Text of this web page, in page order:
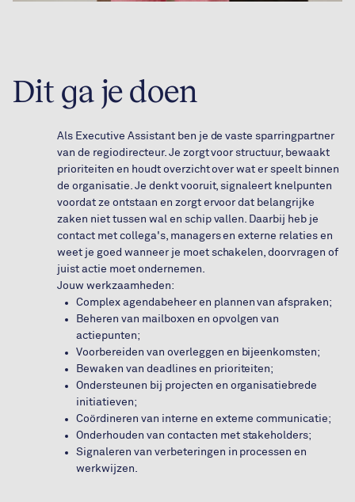
Dit ga je doen
Als Executive Assistant ben je de vaste sparringpartner
van de regiodirecteur. Je zorgt voor structuur, bewaakt
prioriteiten en houdt overzicht over wat er speelt binnen
de organisatie. Je denkt vooruit, signaleert knelpunten
voordat ze ontstaan en zorgt ervoor dat belangrijke
zaken niet tussen wal en schip vallen. Daarbij heb je
contact met collega's, managers en externe relaties en
weet je goed wanneer je moet schakelen, doorvragen of
juist actie moet ondernemen.
Jouw werkzaamheden:
Complex agendabeheer en plannen van afspraken;
Beheren van mailboxen en opvolgen van
actiepunten;
Voorbereiden van overleggen en bijeenkomsten;
Bewaken van deadlines en prioriteiten;
Ondersteunen bij projecten en organisatiebrede
initiatieven;
Coördineren van interne en externe communicatie;
Onderhouden van contacten met stakeholders;
Signaleren van verbeteringen in processen en
werkwijzen.